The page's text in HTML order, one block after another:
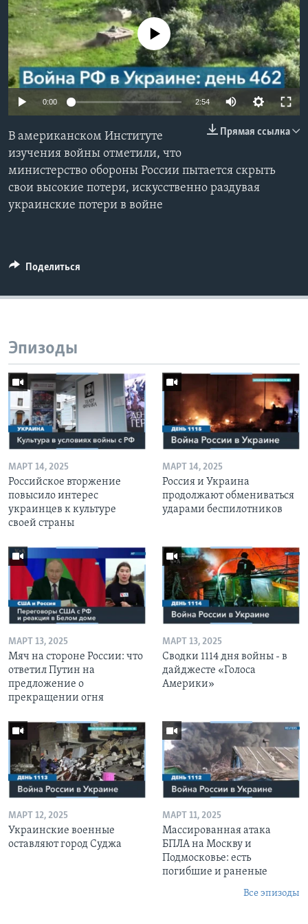
Learning English
СОЦИАЛЬНЫЕ СЕТИ
No media source currently available
0:00 2:54
Прямая ссылка
В американском Институте
изучения войны отметили, что
министерство обороны России пытается скрыть
свои высокие потери, искусственно раздувая
украинские потери в войне
Поделиться
Эпизоды
МАРТ 14, 2025
Российское вторжение
повысило интерес
украинцев к культуре
своей страны
МАРТ 14, 2025
Россия и Украина
продолжают обмениваться
ударами беспилотников
МАРТ 13, 2025
Мяч на стороне России: что
ответил Путин на
предложение о
прекращении огня
МАРТ 13, 2025
Сводки 1114 дня войны - в
дайджесте «Голоса
Америки»
МАРТ 12, 2025
Украинские военные
оставляют город Суджа
МАРТ 11, 2025
Массированная атака
БПЛА на Москву и
Подмосковье: есть
погибшие и раненые
Все эпизоды